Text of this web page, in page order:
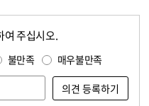
여 주십시오.
불만족 매우불만족